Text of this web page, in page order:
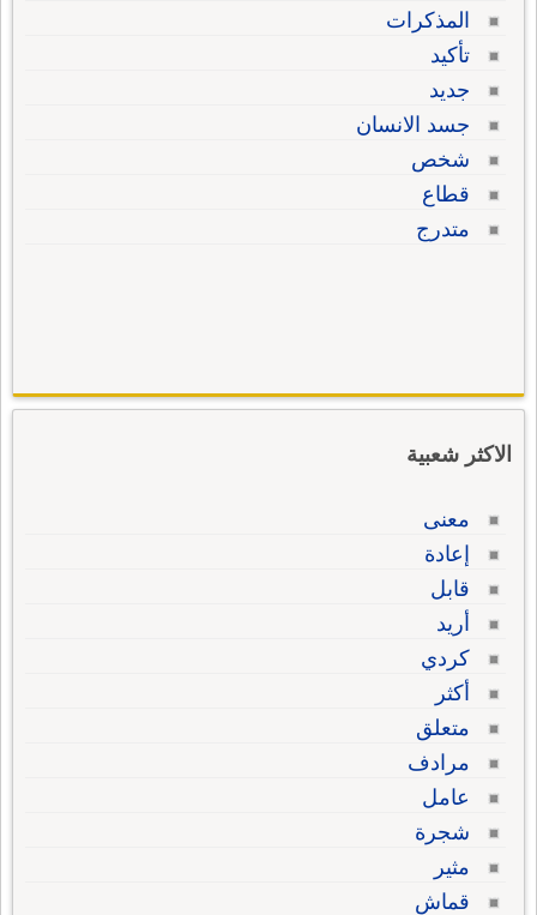
المذكرات
تأكيد
جديد
جسد الانسان
شخص
قطاع
متدرج
الاكثر شعبية
معنى
إعادة
قابل
أريد
كردي
أكثر
متعلق
مرادف
عامل
شجرة
مثير
قماش